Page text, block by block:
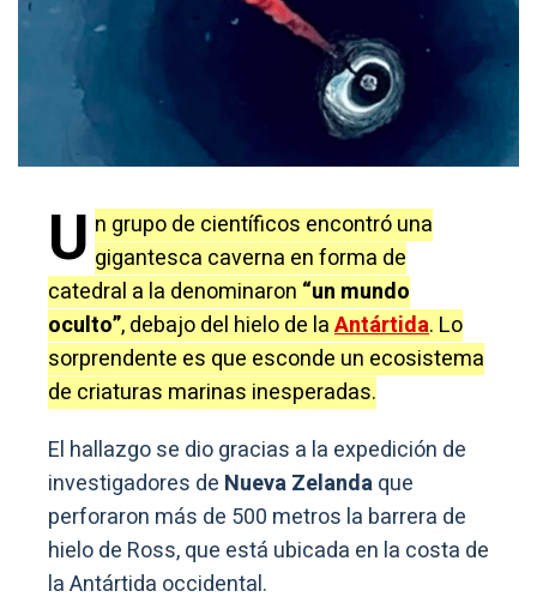
U n grupo de científicos encontró una
gigantesca caverna en forma de
catedral a la denominaron “un mundo
oculto”, debajo del hielo de laAntártida. Lo
sorprendente es que esconde un ecosistema
de criaturas marinas inesperadas.
El hallazgo se dio gracias a la expedición de
investigadores de Nueva Zelandaque
perforaron más de 500 metros la barrera de
hielo de Ross, que está ubicada en la costa de
la Antártida occidental.